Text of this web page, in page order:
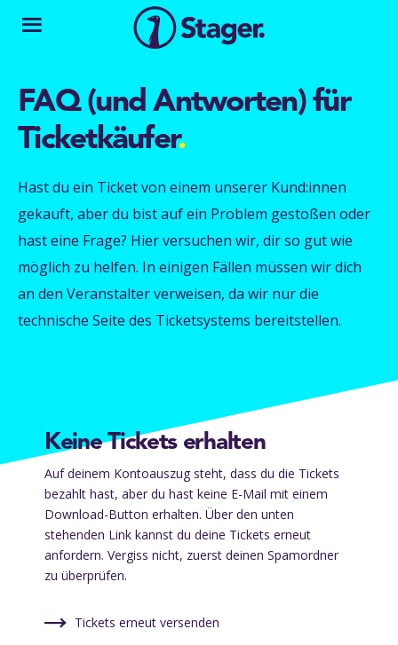
FAQ (und Antworten) für
Ticketkäufer.
Hast du ein Ticket von einem unserer Kund:innen
gekauft, aber du bist auf ein Problem gestoßen oder
hast eine Frage? Hier versuchen wir, dir so gut wie
möglich zu helfen. In einigen Fällen müssen wir dich
an den Veranstalter verweisen, da wir nur die
technische Seite des Ticketsystems bereitstellen.
Keine Tickets erhalten
Auf deinem Kontoauszug steht, dass du die Tickets
bezahlt hast, aber du hast keine E-Mail mit einem
Download-Button erhalten. Über den unten
stehenden Link kannst du deine Tickets erneut
anfordern. Vergiss nicht, zuerst deinen Spamordner
zu überprüfen.
Tickets erneut versenden